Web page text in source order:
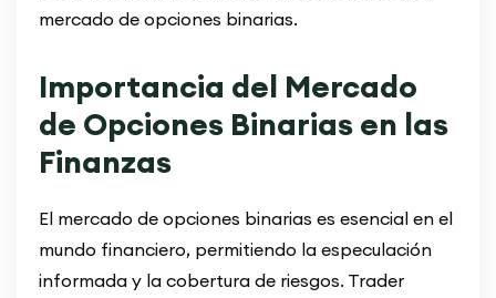
mercado de opciones binarias.
Importancia del Mercado
de Opciones Binarias en las
Finanzas
El mercado de opciones binarias es esencial en el
mundo financiero, permitiendo la especulación
informada y la cobertura de riesgos. Trader